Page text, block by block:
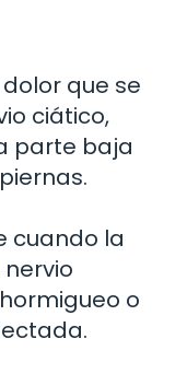
que se
ciático,
parte baja
cuando la
o